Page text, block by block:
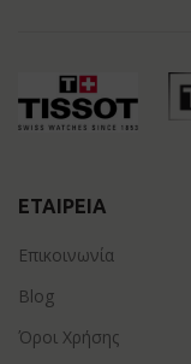
ΕΤΑΙΡΕΊΑ
Επικοινωνία
Blog
Όροι Χρήσης